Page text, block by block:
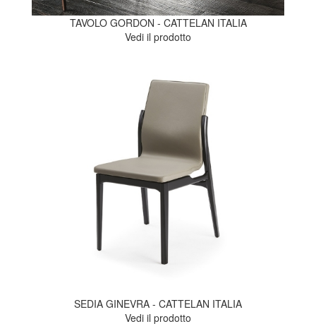
TAVOLO GORDON - CATTELAN ITALIA
Vedi il prodotto
SEDIA GINEVRA - CATTELAN ITALIA
Vedi il prodotto